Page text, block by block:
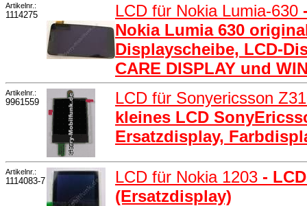
Artikelnr.:
1114275 LCD für Nokia Lumia-630
Nokia Lumia 630
Displayscheibe, LCD-
CARE DISPLAY und
Artikelnr.:
9961559
LCD für Sonyericsson
kleines LCD
Ersatzdisplay,
Artikelnr.:
1114083-7 LCD für Nokia 1203 -
(Ersatzdisplay)